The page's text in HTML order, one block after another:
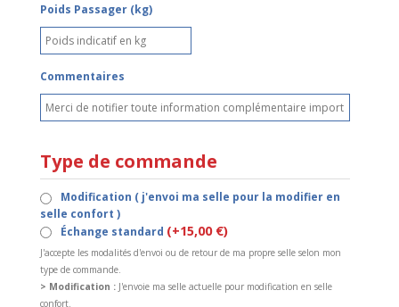
Poids Passager (kg)
Commentaires
Type de commande
Modification ( j'envoi ma selle pour la modifier en
selle confort )
Échange standard (+15,00 €)
J'accepte les modalités d'envoi ou de retour de ma propre selle selon mon
type de commande.
> Modification : J'envoie ma selle actuelle pour modification en selle
confort.